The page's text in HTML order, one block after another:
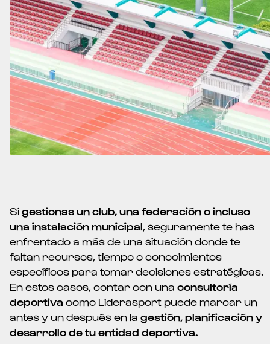
Sigestionas un club, una federación o incluso
una instalación municipal, seguramente te has
enfrentado a más de una situación donde te
faltan recursos, tiempo o conocimientos
específicos para tomar decisiones estratégicas.
En estos casos, contar con una consultoría
deportiva como Liderasport puede marcar un
antes y un después en la gestión, planificación y
desarrollo de tu entidad deportiva.